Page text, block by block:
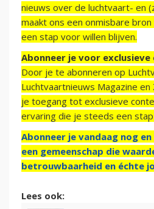
nieuws over de luchtvaart- en
maakt ons een onmisbare
een stap voor willen blijven.
Abonneer je voor
Door je te abonneren op
Luchtvaartnieuws Magazine
je toegang tot exclusieve
ervaring die je steeds een
Abonneer je vandaag nog
een gemeenschap die
betrouwbaarheid en échte
Lees ook: